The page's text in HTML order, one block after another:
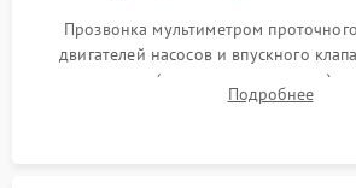
Прозвонка мультиметром
двигателей насосов и впускного
прессостата (датчика уровня воды),
концевика дверцы и электронного
Подробнее